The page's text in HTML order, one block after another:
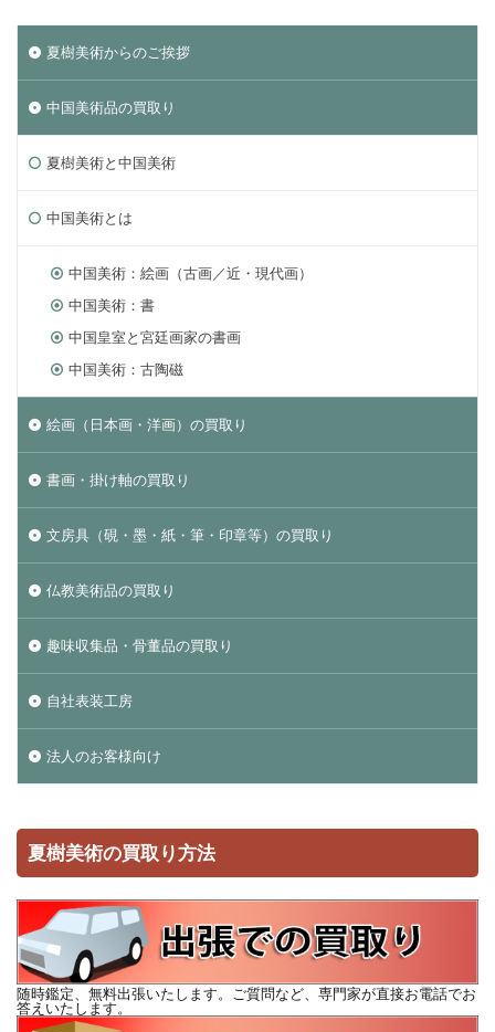
夏樹美術からのご挨拶
中国美術品の買取り
夏樹美術と中国美術
中国美術とは
中国美術：絵画（古画／近・現代画）
中国美術：書
中国皇室と宮廷画家の書画
中国美術：古陶磁
絵画（日本画・洋画）の買取り
書画・掛け軸の買取り
文房具（硯・墨・紙・筆・印章等）の買取り
仏教美術品の買取り
趣味収集品・骨董品の買取り
自社表装工房
法人のお客様向け
夏樹美術の買取り方法
随時鑑定、無料出張いたします。ご質問など、専門家が直接お電話でお
答えいたします。